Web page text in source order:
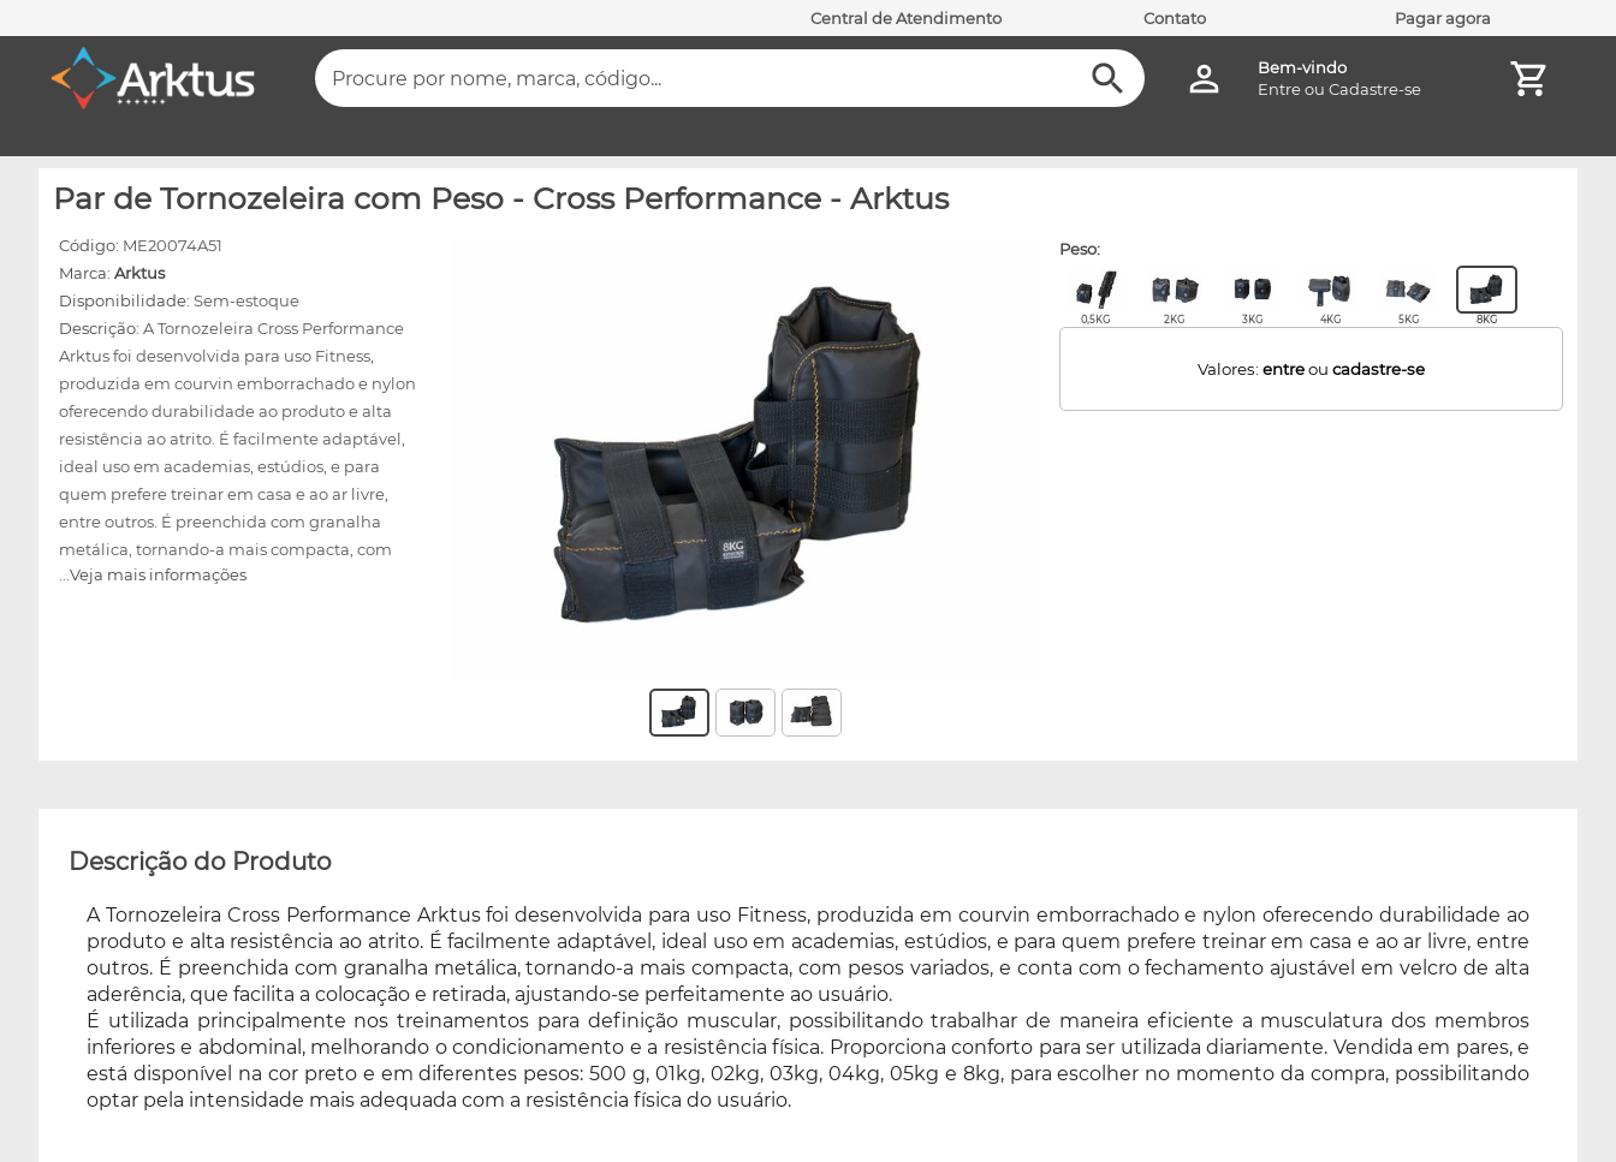
Central de Atendimento Contato Pagar agora
Procure por nome, marca, código...
Bem-vindo
Entreou Cadastre-se
Par de Tornozeleira com Peso - Cross Performance - Arktus
Código: ME20074A51
Marca: Arktus
Disponibilidade: Sem-estoque
Descrição: A Tornozeleira Cross Performance
Arktus foi desenvolvida para uso Fitness,
produzida em courvin emborrachado e nylon
oferecendo durabilidade ao produto e alta
resistência ao atrito. É facilmente adaptável,
ideal uso em academias, estúdios, e para
quem prefere treinar em casa e ao ar livre,
entre outros. É preenchida com granalha
metálica, tornando-a mais compacta, com
pesos variados, e conta com o fechamento
diariamente. Vendida em pares, e está
disponível na cor preto e em diferentes pesos:
500 g, 01kg, 02kg, 03kg, 04kg, 05kg e 8kg,
para escolher no momento da compra,
possibilitando optar pela intensidade mais
adequada com a resistência física do usuário.
...Veja mais informações
peso:
0,5KG 2KG 3KG 4KG 5KG 8KG
Valores:entreoucadastre-se
Descrição do Produto
A Tornozeleira Cross Performance Arktus foi desenvolvida para uso Fitness, produzida em courvin emborrachado e nylon oferecendo durabilidade ao
produto e alta resistência ao atrito. É facilmente adaptável, ideal uso em academias, estúdios, e para quem prefere treinar em casa e ao ar livre, entre
outros. É preenchida com granalha metálica, tornando-a mais compacta, com pesos variados, e conta com o fechamento ajustável em velcro de alta
aderência, que facilita a colocação e retirada, ajustando-se perfeitamente ao usuário.
É utilizada principalmente nos treinamentos para definição muscular, possibilitando trabalhar de maneira eficiente a musculatura dos membros
inferiores e abdominal, melhorando o condicionamento e a resistência física. Proporciona conforto para ser utilizada diariamente. Vendida em pares, e
está disponível na cor preto e em diferentes pesos: 500 g, 01kg, 02kg, 03kg, 04kg, 05kg e 8kg, para escolher no momento da compra, possibilitando
optar pela intensidade mais adequada com a resistência física do usuário.